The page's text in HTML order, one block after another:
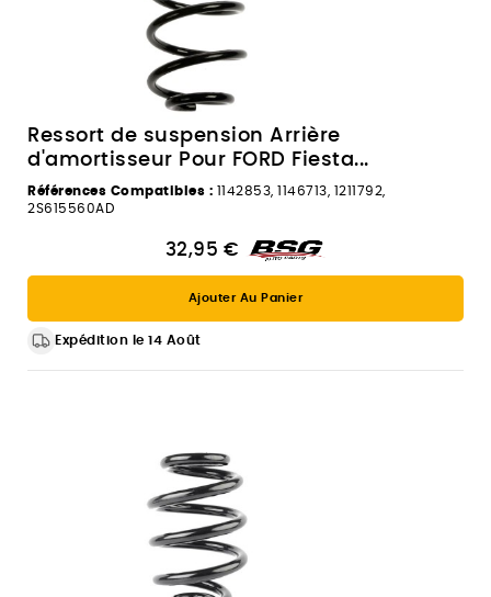
Ressort de suspension Arrière
d'amortisseur Pour FORD Fiesta...
Références Compatibles : 1142853, 1146713, 1211792,
2S615560AD
32,95 €
Ajouter Au Panier
Expédition le 14 Août